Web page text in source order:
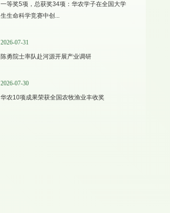
一等奖5项，总获奖34项：华农学子在全国大学
生生命科学竞赛中创...
2026-07-31
陈勇院士率队赴河源开展产业调研
2026-07-30
华农10项成果荣获全国农牧渔业丰收奖